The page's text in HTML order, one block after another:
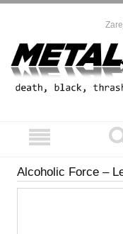
Alcoholic Force ‎–